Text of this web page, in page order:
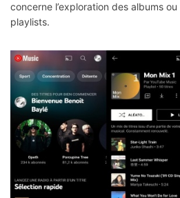
concerne l’exploration des albums
playlists.